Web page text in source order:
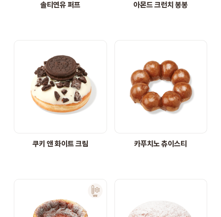
솔티연유 퍼프 아몬드 크런치 봉봉
쿠키 앤 화이트 크림 카푸치노 츄이스티